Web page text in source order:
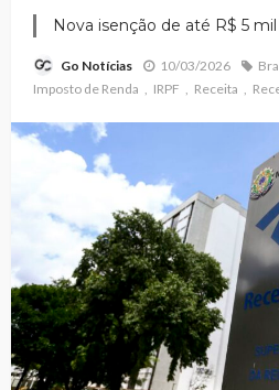
Nova isenção de até R$ 5
Go Notícias 10/03/2026
Imposto de Renda
IRPF Receita